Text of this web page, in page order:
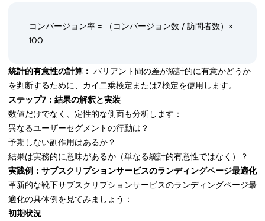
コンバージョン率 = （コンバージョン数 / 訪問者数）×
100
統計的有意性の計算： バリアント間の差が統計的に有意かどうか
を判断するために、カイ二乗検定またはZ検定を使用します。
ステップ7：結果の解釈と実装
数値だけでなく、定性的な側面も分析します：
異なるユーザーセグメントの行動は？
予期しない副作用はあるか？
結果は実務的に意味があるか（単なる統計的有意性ではなく）？
実践例：サブスクリプションサービスのランディングページ最適化
革新的な靴下サブスクリプションサービスのランディングページ最
適化の具体例を見てみましょう：
初期状況